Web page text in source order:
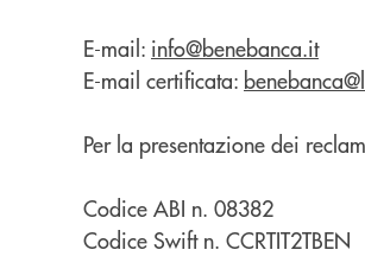
E-mail: info@benebanca.it
E-mail certificata:
Per la presentazione dei
Codice ABI n. 08382
Codice Swift n. CCRTIT2TBEN